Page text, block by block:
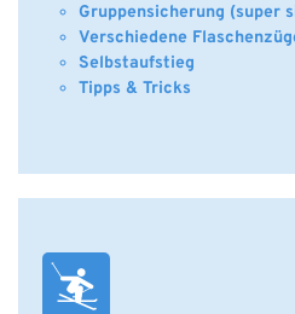
Gruppensicherung (super
Verschiedene
Selbstaufstieg
Tipps & Tricks